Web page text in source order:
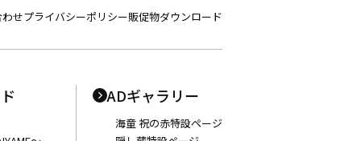
せプライバシーポリシー販促物ダウンロード
ADギャラリー
海童 祝の赤特設ページ